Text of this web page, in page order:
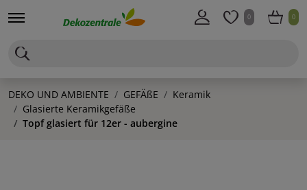
0 0
DEKO UND AMBIENTE GEFÄßE
Keramik
Glasierte Keramikgefäße
Topf glasiert für 12er - aubergine